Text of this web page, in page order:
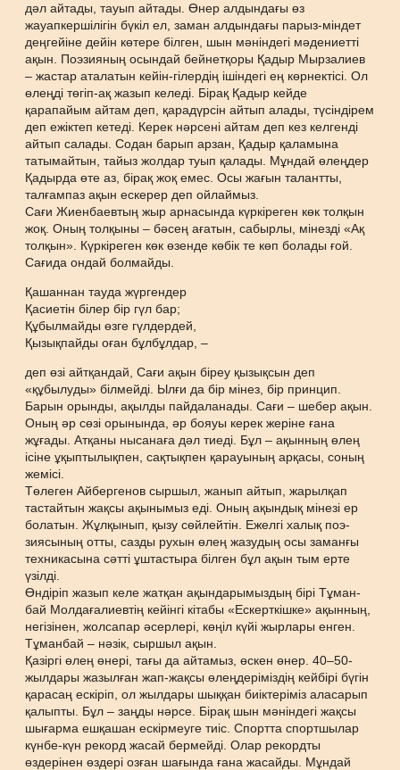
дәл айтады, тауып айтады. Өнер алдындағы өз
жауапкершілігін бүкіл ел, заман алдындағы парыз-міндет
деңгейіне дейін көтере білген, шын мәніндегі мәдениетті
ақын. Поэзияның осындай бейнетқоры Қадыр Мырзалиев
– жастар аталатын кейін-гілердің ішіндегі ең көрнектісі. Ол
өлеңді төгіп-ақ жазып келеді. Бірақ Қадыр кейде
қарапайым айтам деп, қарадүрсін айтып алады, түсіндірем
деп ежіктеп кетеді. Керек нәрсені айтам деп кез келгенді
айтып салады. Содан барып арзан, Қадыр қаламына
татымайтын, тайыз жолдар туып қалады. Мұндай өлеңдер
Қадырда өте аз, бірақ жоқ емес. Осы жағын талантты,
талғампаз ақын ескерер деп ойлаймыз.
Сағи Жиенбаевтың жыр арнасында күркіреген көк толқын
жоқ. Оның толқыны – бәсең ағатын, сабырлы, мінезді «Ақ
толқын». Күркіреген көк өзенде көбік те көп болады ғой.
Сағида ондай болмайды.
Қашаннан тауда жүргендер
Қасиетін білер бір гүл бар;
Құбылмайды өзге гүлдердей,
Қызықпайды оған бұлбұлдар, –
деп өзі айтқандай, Сағи ақын біреу қызықсын деп
«құбылуды» білмейді. Ылғи да бір мінез, бір принцип.
Барын орынды, ақылды пайдаланады. Сағи – шебер ақын.
Оның әр сөзі орынында, әр бояуы керек жеріне ғана
жұғады. Атқаны нысанаға дәл тиеді. Бұл – ақынның өлең
ісіне ұқыптылықпен, сақтықпен қарауының арқасы, соның
жемісі.
Төлеген Айбергенов сыршыл, жанып айтып, жарылқап
тастайтын жақсы ақынымыз еді. Оның ақындық мінезі ер
болатын. Жұлқынып, қызу сөйлейтін. Ежелгі халық поэ-
зиясының отты, сазды рухын өлең жазудың осы заманғы
техникасына сәтті ұштастыра білген бұл ақын тым ерте
үзілді.
Өндіріп жазып келе жатқан ақындарымыздың бірі Тұман-
бай Молдағалиевтің кейінгі кітабы «Ескерткішке» ақынның,
негізінен, жолсапар әсерлері, көңіл күйі жырлары енген.
Тұманбай – нәзік, сыршыл ақын.
Қазіргі өлең өнері, тағы да айтамыз, өскен өнер. 40–50-
жылдары жазылған жап-жақсы өлеңдеріміздің кейбірі бүгін
қарасаң ескіріп, ол жылдары шыққан биіктеріміз аласарып
қалыпты. Бұл – заңды нәрсе. Бірақ шын мәніндегі жақсы
шығарма ешқашан ескірмеуге тиіс. Спортта спортшылар
күнбе-күн рекорд жасай бермейді. Олар рекордты
өздерінен өздері озған шағында ғана жасайды. Мұндай